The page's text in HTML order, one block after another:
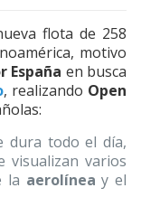
flota de 258
motivo
España en busca
, realizando Open
dura todo el día,
visualizan varios
la aerolínea y el